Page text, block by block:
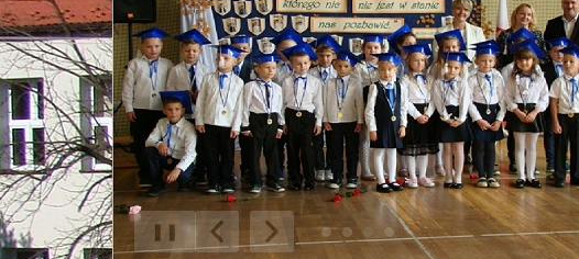
Poprzedni Element
Następny Element
❚❚